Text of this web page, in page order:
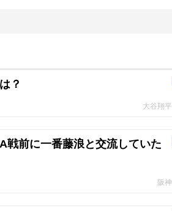
？
大谷翔平
戦前に一番藤浪と交流していた
阪神